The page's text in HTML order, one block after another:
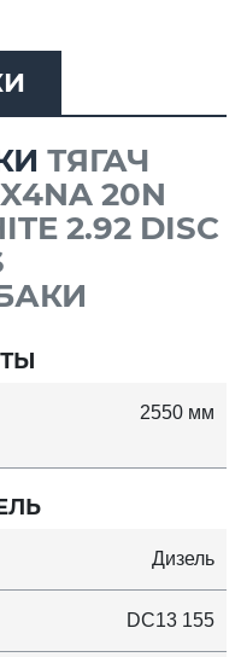
ТЯГАЧ
20N
2.92 DISC
2550 мм
Дизель
DC13 155